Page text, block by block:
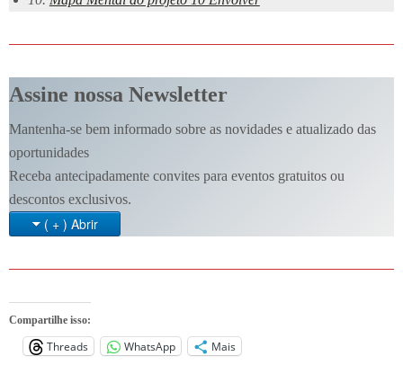
Assine nossa Newsletter
Mantenha-se bem informado sobre as novidades e atualizado das
oportunidades
Receba antecipadamente convites para eventos gratuitos ou
descontos exclusivos.
( + ) Abrir
Compartilhe isso:
Threads WhatsApp Mais